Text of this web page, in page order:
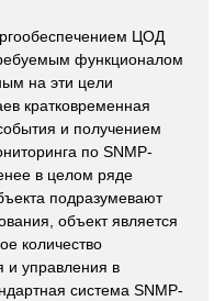
ЦОД
функционалом
на эти цели
кратковременная
и получением
по SNMP-
в целом ряде
подразумевают
объект является
количество
и управления в
система SNMP-